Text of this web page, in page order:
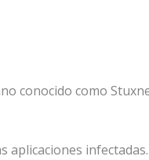
conocido como
aplicaciones